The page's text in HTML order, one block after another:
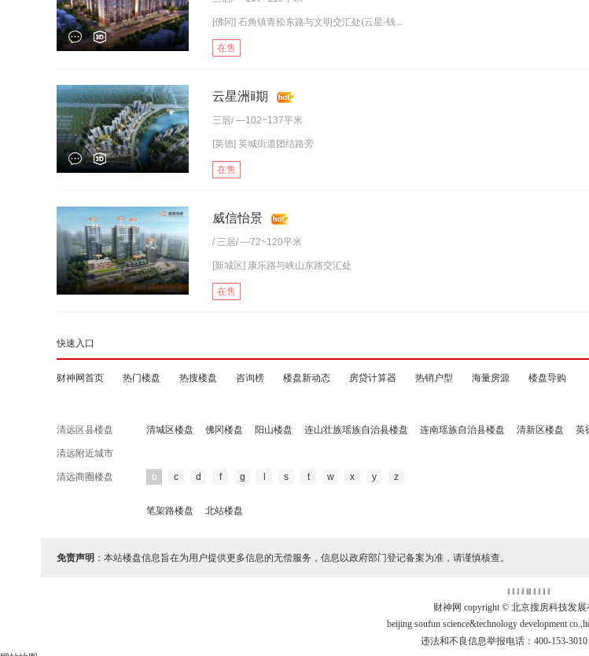
[佛冈] 石角镇青松东路与文明交汇处(云星·钱...
在售
云星洲ⅱ期
三居/ —102~137平米
[英德] 英城街道团结路旁
在售
威信怡景
/ 三居/ —72~120平米
[新城区] 康乐路与峡山东路交汇处
在售
快速入口
财神网首页 热门楼盘 热搜楼盘 咨询榜 楼盘新动态 房贷计算器 热销户型 海量房源 楼盘导购
清远区县楼盘 清城区楼盘 佛冈楼盘 阳山楼盘 连山壮族瑶族自治县楼盘 连南瑶族自治县楼盘 清新区楼盘 英
清远附近城市
清远商圈楼盘 b c d f g s t w x y z
笔架路楼盘 北站楼盘
免责声明 ：本站楼盘信息旨在为用户提供更多信息的无偿服务，信息以政府部门登记备案为准，请谨慎核查。
‖ ‖ ‖ ‖ ‖‖ ‖ ‖ ‖ ‖
财神网 copyright © 北京搜房科技发展
beijing soufun science&technology development
违法和不良信息举报电话：400-153-3010